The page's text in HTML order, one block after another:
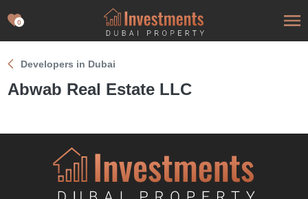
0
Developers in Dubai
Abwab Real Estate LLC